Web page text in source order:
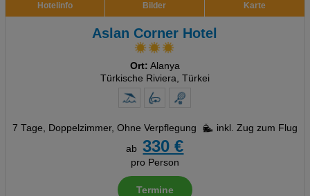
Hotelinfo Bilder Karte
Aslan Corner Hotel
Ort: Alanya
Türkische Riviera, Türkei
7 Tage, Doppelzimmer, Ohne Verpflegung
inkl. Zug zum Flug
ab
330 €
pro Person
Termine